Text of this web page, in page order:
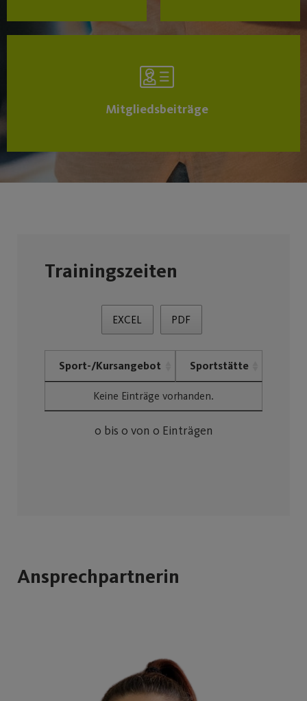
Mitgliedsbeiträge
Trainingszeiten
EXCEL PDF
Sport-/Kursangebot Sportstätte
Keine Einträge vorhanden.
0 bis 0 von 0 Einträgen
Ansprechpartnerin